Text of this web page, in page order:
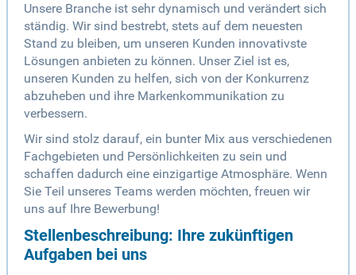
Unsere Branche ist sehr dynamisch und verändert sich
ständig. Wir sind bestrebt, stets auf dem neuesten
Stand zu bleiben, um unseren Kunden innovativste
Lösungen anbieten zu können. Unser Ziel ist es,
unseren Kunden zu helfen, sich von der Konkurrenz
abzuheben und ihre Markenkommunikation zu
verbessern.
Wir sind stolz darauf, ein bunter Mix aus verschiedenen
Fachgebieten und Persönlichkeiten zu sein und
schaffen dadurch eine einzigartige Atmosphäre. Wenn
Sie Teil unseres Teams werden möchten, freuen wir
uns auf Ihre Bewerbung!
Stellenbeschreibung: Ihre zukünftigen
Aufgaben bei uns